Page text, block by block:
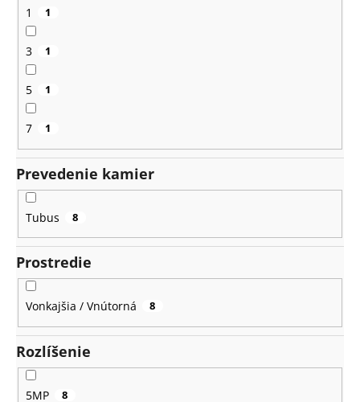
1 1
3 1
5 1
7 1
Prevedenie kamier
Tubus 8
Prostredie
Vonkajšia / Vnútorná 8
Rozlíšenie
5MP 8